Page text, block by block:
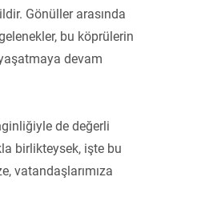
Gönüller arasında
bu köprülerin
devam
de değerli
birlikteysek, işte bu
vatandaşlarımıza